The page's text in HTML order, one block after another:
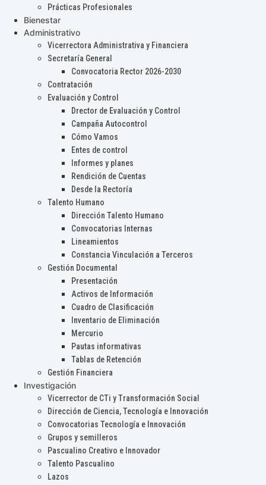
Prácticas Profesionales
Bienestar
Administrativo
Vicerrectora Administrativa y Financiera
Secretaría General
Convocatoria Rector 2026-2030
Contratación
Evaluación y Control
Drector de Evaluación y Control
Campaña Autocontrol
Cómo Vamos
Entes de control
Informes y planes
Rendición de Cuentas
Desde la Rectoría
Talento Humano
Dirección Talento Humano
Convocatorias Internas
Lineamientos
Constancia Vinculación a Terceros
Gestión Documental
Presentación
Activos de Información
Cuadro de Clasificación
Inventario de Eliminación
Mercurio
Pautas informativas
Tablas de Retención
Gestión Financiera
Investigación
Vicerrector de CTi y Transformación Social
Dirección de Ciencia, Tecnología e Innovación
Convocatorias Tecnología e Innovación
Grupos y semilleros
Pascualino Creativo e Innovador
Talento Pascualino
Lazos